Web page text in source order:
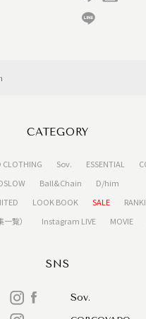
CATEGORY
CLOTHING Sov. ESSENTIAL
Ball&Chain
D/him
LOOK BOOK SALE
覧）
Instagram LIVE MOVIE
SNS
Sov.